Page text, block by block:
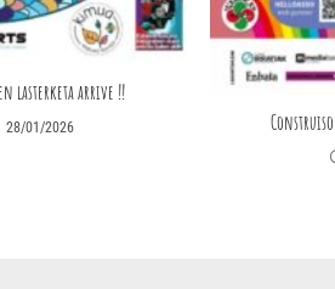
lasterketa arrive !!
28/01/2026